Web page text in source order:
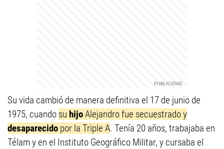
Su vida cambió de manera definitiva el 17 de junio de
1975, cuando su hijoAlejandro fue secuestrado y
desaparecido por la Triple A. Tenía 20 años, trabajaba en
Télam y en el Instituto Geográfico Militar, y cursaba el